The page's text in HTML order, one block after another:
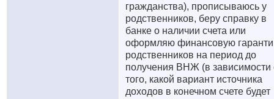
гражданства), прописываюсь у
родственников, беру справку в
банке о наличии счета или
оформляю финансовую
родственников на период до
получения ВНЖ (в зависимости
того, какой вариант источника
доходов в конечном счете будет